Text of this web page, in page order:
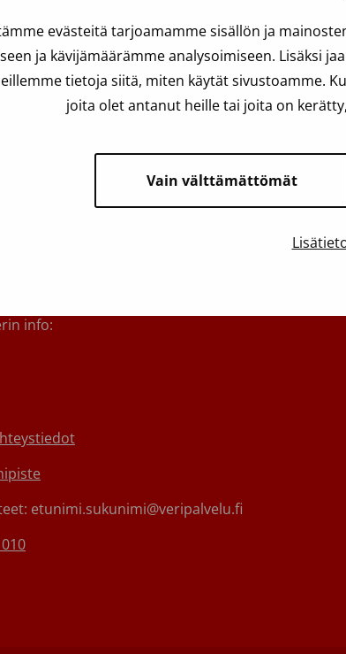
evästeitä tarjoamamme sisällön ja
ja kävijämäärämme analysoimiseen. Lisäksi
tietoja siitä, miten käytät sivustoamme.
joita olet antanut heille tai joita on
Vain välttämättömät
info:
etunimi.sukunimi@veripalvelu.fi